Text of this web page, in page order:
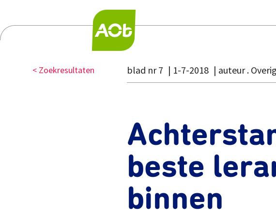
< Zoekresultaten blad nr 7 1-7-2018 auteur .
beste
binnen